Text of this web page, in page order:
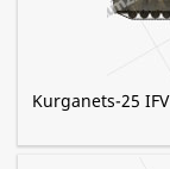
Kurganets-25 IFV